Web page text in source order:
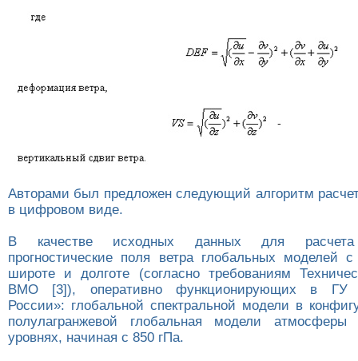
Авторами был предложен следующий алгоритм
в цифровом виде.
В качестве исходных данных для расчета
прогностические поля ветра глобальных моделей
широте и долготе (согласно требованиям
ВМО [3]), оперативно функционирующих в ГУ
России»: глобальной спектральной модели в
полулагранжевой глобальная модели
уровнях, начиная с 850 гПа.